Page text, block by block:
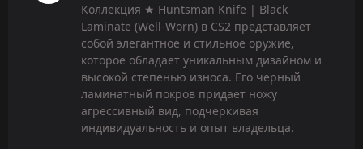
Коллекция ★ Huntsman Knife | Black
Laminate (Well-Worn) в CS2 представляет
собой элегантное и стильное оружие,
которое обладает уникальным дизайном и
высокой степенью износа. Его черный
ламинатный покров придает ножу
агрессивный вид, подчеркивая
индивидуальность и опыт владельца.